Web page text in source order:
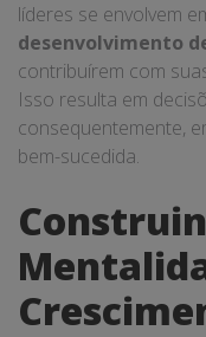
líderes se envolvem
desenvolvimento
contribuírem com
Isso resulta em
consequentemente,
bem-sucedida.